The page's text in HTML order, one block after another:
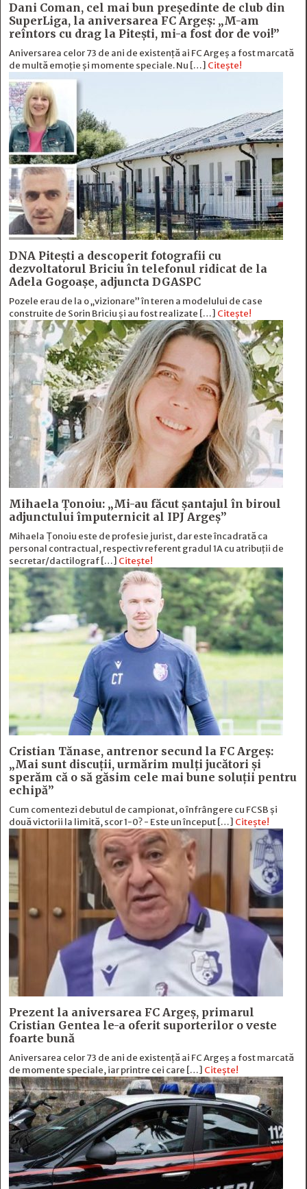
Dani Coman, cel mai bun preşedinte de club din
SuperLiga, la aniversarea FC Argeş: „M-am
reîntors cu drag la Piteşti, mi-a fost dor de voi!”
Aniversarea celor 73 de ani de existență ai FC Argeș a fost marcată
de multă emoție şi momente speciale. Nu […] Citește!
DNA Piteşti a descoperit fotografii cu
dezvoltatorul Briciu în telefonul ridicat de la
Adela Gogoaşe, adjuncta DGASPC
Pozele erau de la o „vizionare” în teren a modelului de case
construite de Sorin Briciu şi au fost realizate […] Citește!
Mihaela Ţonoiu: „Mi-au făcut şantajul în biroul
adjunctului împuternicit al IPJ Argeş”
Mihaela Ţonoiu este de profesie jurist, dar este încadrată ca
personal contractual, respectiv referent gradul 1A cu atribuții de
secretar/dactilograf […] Citește!
Cristian Tănase, antrenor secund la FC Argeş:
„Mai sunt discuţii, urmărim mulţi jucători şi
sperăm că o să găsim cele mai bune soluţii pentru
echipă”
Cum comentezi debutul de campionat, o înfrângere cu FCSB și
două victorii la limită, scor 1-0? - Este un început […] Citește!
Prezent la aniversarea FC Argeș, primarul
Cristian Gentea le-a oferit suporterilor o veste
foarte bună
Aniversarea celor 73 de ani de existență ai FC Argeș a fost marcată
de momente speciale, iar printre cei care […] Citește!